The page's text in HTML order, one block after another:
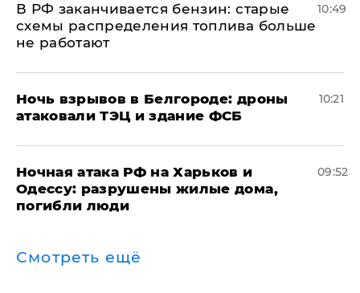
​В РФ заканчивается бензин: старые
схемы распределения топлива больше
не работают
10:49
​Ночь взрывов в Белгороде: дроны
атаковали ТЭЦ и здание ФСБ
10:21
​Ночная атака РФ на Харьков и
Одессу: разрушены жилые дома,
погибли люди
09:52
Смотреть ещё